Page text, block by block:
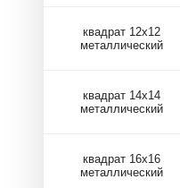
квадрат 12х12
металлический
квадрат 14х14
металлический
квадрат 16х16
металлический